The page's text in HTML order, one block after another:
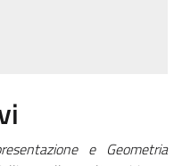
e Geometria